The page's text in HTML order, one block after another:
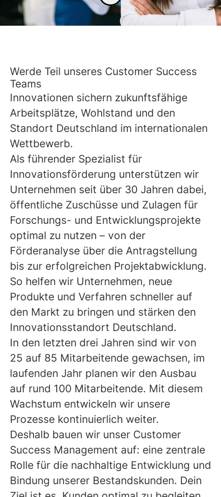
Werde Teil unseres Customer Success
Teams
Innovationen sichern zukunftsfähige
Arbeitsplätze, Wohlstand und den
Standort Deutschland im internationalen
Wettbewerb.
Als führender Spezialist für
Innovationsförderung unterstützen wir
Unternehmen seit über 30 Jahren dabei,
öffentliche Zuschüsse und Zulagen für
Forschungs- und Entwicklungsprojekte
optimal zu nutzen – von der
Förderanalyse über die Antragstellung
bis zur erfolgreichen Projektabwicklung.
So helfen wir Unternehmen, neue
Produkte und Verfahren schneller auf
den Markt zu bringen und stärken den
Innovationsstandort Deutschland.
In den letzten drei Jahren sind wir von
25 auf 85 Mitarbeitende gewachsen, im
laufenden Jahr planen wir den Ausbau
auf rund 100 Mitarbeitende. Mit diesem
Wachstum entwickeln wir unsere
Prozesse kontinuierlich weiter.
Deshalb bauen wir unser Customer
Success Management auf: eine zentrale
Rolle für die nachhaltige Entwicklung und
Bindung unserer Bestandskunden. Dein